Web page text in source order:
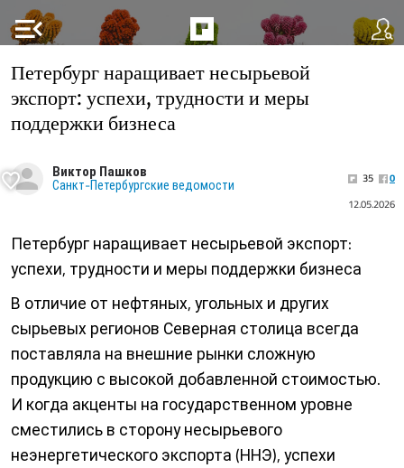
menu_open
Петербург наращивает несырьевой
экспорт: успехи, трудности и меры
поддержки бизнеса
Виктор Пашков
Санкт-Петербургские ведомости 35
0
12.05.2026
Петербург наращивает несырьевой экспорт:
успехи, трудности и меры поддержки бизнеса
В отличие от нефтяных, угольных и других
сырьевых регионов Северная столица всегда
поставляла на внешние рынки сложную
продукцию с высокой добавленной стоимостью.
И когда акценты на государственном уровне
сместились в сторону несырьевого
неэнергетического экспорта (ННЭ), успехи